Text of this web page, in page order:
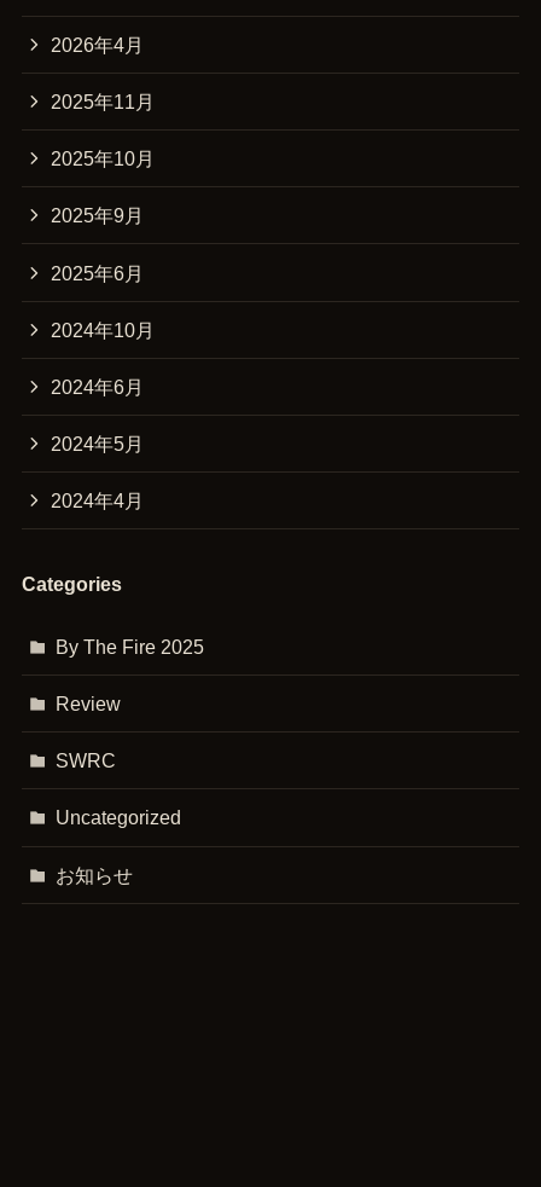
2026年4月
2025年11月
2025年10月
2025年9月
2025年6月
2024年10月
2024年6月
2024年5月
2024年4月
Categories
By The Fire 2025
Review
SWRC
Uncategorized
お知らせ